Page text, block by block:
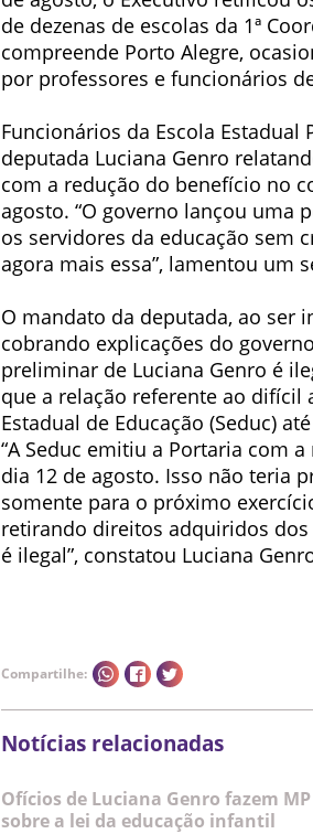
de dezenas de escolas da 1ª
compreende Porto Alegre,
por professores e funcionários
Funcionários da Escola
deputada Luciana Genro
com a redução do benefício no
agosto. “O governo lançou uma
os servidores da educação sem
agora mais essa”, lamentou um
O mandato da deputada, ao
cobrando explicações do
preliminar de Luciana Genro é
que a relação referente ao difícil
Estadual de Educação (Seduc)
“A Seduc emitiu a Portaria com
dia 12 de agosto. Isso não teria
somente para o próximo
retirando direitos adquiridos
é ilegal”, constatou Luciana
Compartilhe:
Notícias relacionadas
Ofícios de Luciana Genro fazem
sobre a lei da educação infantil